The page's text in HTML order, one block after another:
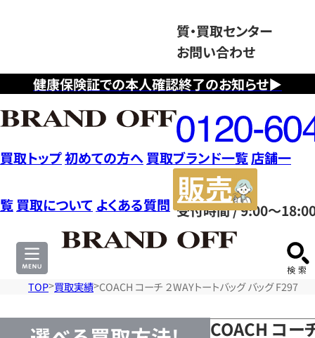
健康保険証での本人確認終了のお知らせ▶
質・買取センター
お問い合わせ
フ
リ
ー
ダ
イ
ヤ
ル
0120604117
受付時間 / 9:00～
買取トップ初めての方へ 買取ブランド一覧店舗一
覧 買取について よくある質問
サ
TOP 買取実績 COACH コーチ ２WAYトートバッグ バッグ
COACH コー